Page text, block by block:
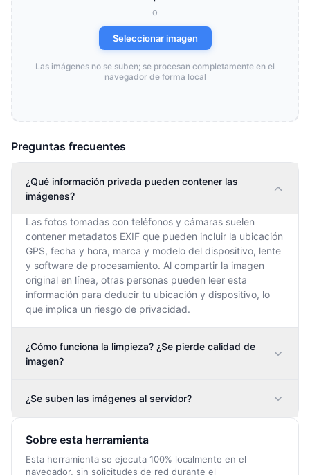
o
Seleccionar imagen
Las imágenes no se suben; se procesan completamente en el
navegador de forma local
Preguntas frecuentes
¿Qué información privada pueden contener las
imágenes?
Las fotos tomadas con teléfonos y cámaras suelen
contener metadatos EXIF que pueden incluir la ubicación
GPS, fecha y hora, marca y modelo del dispositivo, lente
y software de procesamiento. Al compartir la imagen
original en línea, otras personas pueden leer esta
información para deducir tu ubicación y dispositivo, lo
que implica un riesgo de privacidad.
¿Cómo funciona la limpieza? ¿Se pierde calidad de
imagen?
¿Se suben las imágenes al servidor?
Sobre esta herramienta
Esta herramienta se ejecuta 100% localmente en el
navegador, sin solicitudes de red durante el